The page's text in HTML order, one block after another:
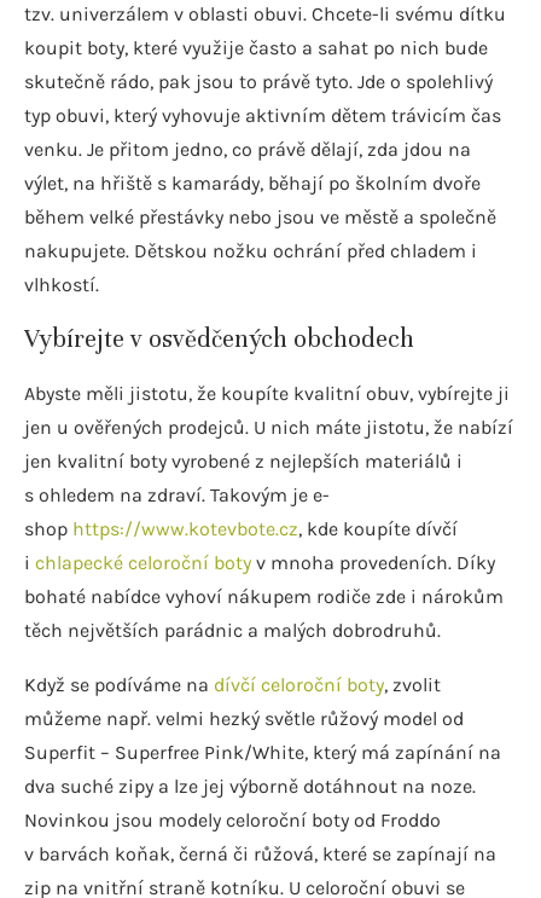
tzv. univerzálem v oblasti obuvi. Chcete-li svému dítku
koupit boty, které využije často a sahat po nich bude
skutečně rádo, pak jsou to právě tyto. Jde o spolehlivý
typ obuvi, který vyhovuje aktivním dětem trávicím čas
venku. Je přitom jedno, co právě dělají, zda jdou na
výlet, na hřiště s kamarády, běhají po školním dvoře
během velké přestávky nebo jsou ve městě a společně
nakupujete. Dětskou nožku ochrání před chladem i
vlhkostí.
Vybírejte v osvědčených obchodech
Abyste měli jistotu, že koupíte kvalitní obuv, vybírejte ji
jen u ověřených prodejců. U nich máte jistotu, že nabízí
jen kvalitní boty vyrobené z nejlepších materiálů i
s ohledem na zdraví. Takovým je e-
shop https://www.kotevbote.cz, kde koupíte dívčí
i chlapecké celoroční boty v mnoha provedeních. Díky
bohaté nabídce vyhoví nákupem rodiče zde i nárokům
těch největších parádnic a malých dobrodruhů.
Když se podíváme na dívčí celoroční boty, zvolit
můžeme např. velmi hezký světle růžový model od
Superfit – Superfree Pink/White, který má zapínání na
dva suché zipy a lze jej výborně dotáhnout na noze.
Novinkou jsou modely celoroční boty od Froddo
v barvách koňak, černá či růžová, které se zapínají na
zip na vnitřní straně kotníku. U celoroční obuvi se